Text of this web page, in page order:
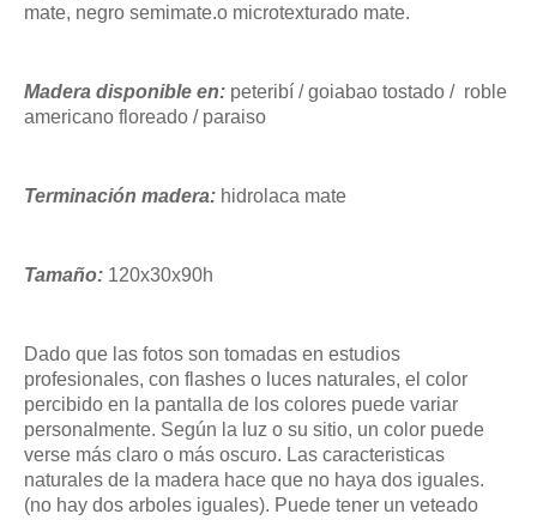
mate, negro semimate.o microtexturado mate.
Madera disponible en: peteribí / goiabao tostado / roble
americano floreado / paraiso
Terminación madera: hidrolaca mate
Tamaño: 120x30x90h
Dado que las fotos son tomadas en estudios
profesionales, con flashes o luces naturales, el color
percibido en la pantalla de los colores puede variar
personalmente. Según la luz o su sitio, un color puede
verse más claro o más oscuro. Las caracteristicas
naturales de la madera hace que no haya dos iguales.
(no hay dos arboles iguales). Puede tener un veteado